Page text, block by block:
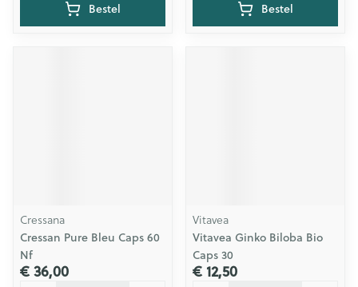
Bestel Bestel
Cressana
Cressan Pure Bleu Caps 60
Nf
€ 36,00
Vitavea
Vitavea Ginko Biloba Bio
Caps 30
€ 12,50